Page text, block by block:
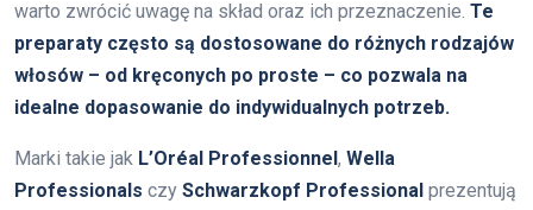
warto zwrócić uwagę na skład oraz ich przeznaczenie. Te
preparaty często są dostosowane do różnych rodzajów
włosów – od kręconych po proste – co pozwala na
idealne dopasowanie do indywidualnych potrzeb.
Marki takie jak L’Oréal Professionnel , Wella
Professionals czy Schwarzkopf Professional prezentują